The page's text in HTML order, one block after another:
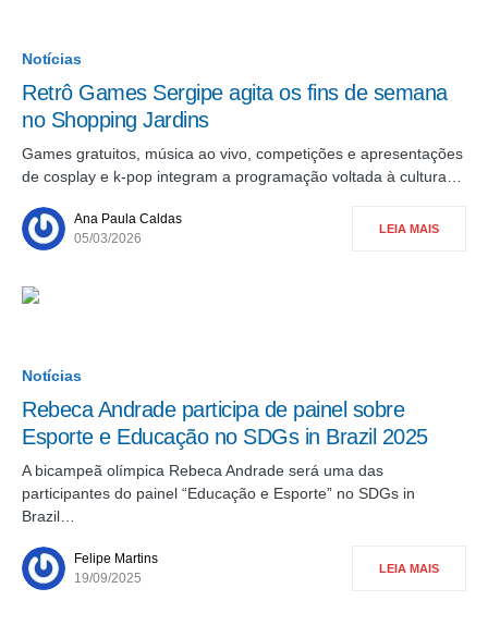
Notícias
Retrô Games Sergipe agita os fins de semana
no Shopping Jardins
Games gratuitos, música ao vivo, competições e apresentações
de cosplay e k-pop integram a programação voltada à cultura…
Ana Paula Caldas
05/03/2026
LEIA MAIS
Notícias
Rebeca Andrade participa de painel sobre
Esporte e Educação no SDGs in Brazil 2025
A bicampeã olímpica Rebeca Andrade será uma das
participantes do painel “Educação e Esporte” no SDGs in
Brazil…
Felipe Martins
19/09/2025
LEIA MAIS